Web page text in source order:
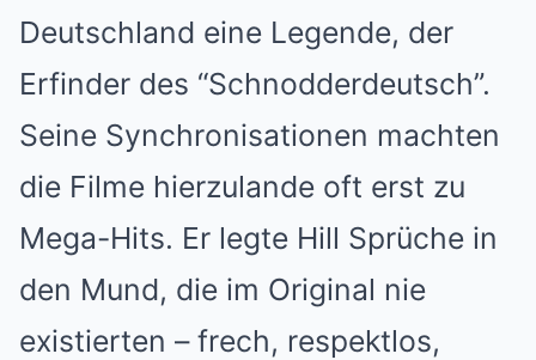
Deutschland eine Legende, der
Erfinder des “Schnodderdeutsch”.
Seine Synchronisationen machten
die Filme hierzulande oft erst zu
Mega-Hits. Er legte Hill Sprüche in
den Mund, die im Original nie
existierten – frech, respektlos,